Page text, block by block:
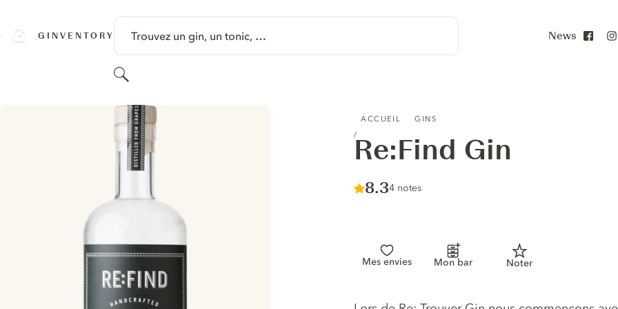
GINVENTORY Trouvez un gin, un tonic, …
Rechercher
News
ACCUEIL GINS
Re:Find Gin
Score :
8.3/ 10
4 notes
Mes envies Mon bar Noter